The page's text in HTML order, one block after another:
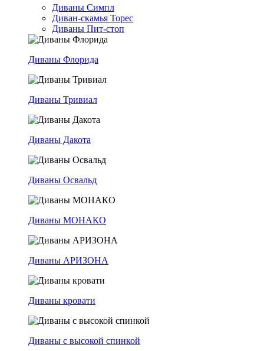
Диваны Симпл
Диван-скамья Торес
Диваны Пит-стоп
Диваны Флорида
Диваны Тривиал
Диваны Дакота
Диваны Освальд
Диваны МОНАКО
Диваны АРИЗОНА
Диваны кровати
Диваны с высокой спинкой